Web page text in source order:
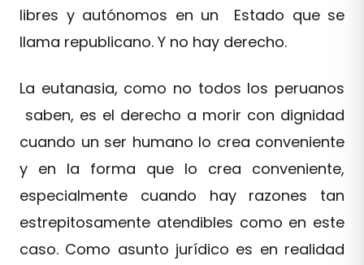
libres y autónomos en un Estado que se
llama republicano. Y no hay derecho.
La eutanasia, como no todos los peruanos
saben, es el derecho a morir con dignidad
cuando un ser humano lo crea conveniente
y en la forma que lo crea conveniente,
especialmente cuando hay razones tan
estrepitosamente atendibles como en este
caso. Como asunto jurídico es en realidad